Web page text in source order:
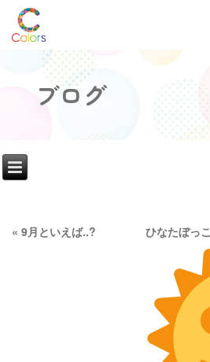
ブログ
« 9月といえば..? ひなたぼっこ